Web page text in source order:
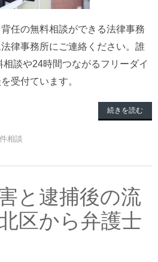
任の無料相談ができる法律事務
律事務所にご連絡ください。誰
談や24時間つながるフリーダイ
受付ています。
続きを読む
相談
と逮捕後の流
区から弁護士